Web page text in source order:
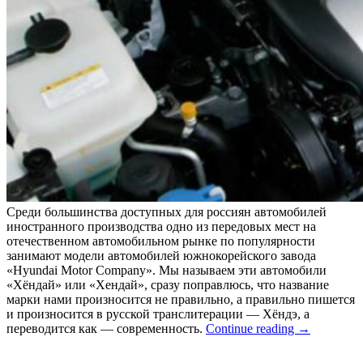
Среди большинства доступных для россиян автомобилей
иностранного производства одно из передовых мест на
отечественном автомобильном рынке по популярности
занимают модели автомобилей южнокорейского завода
«Hyundai Motor Company». Мы называем эти автомобили
«Хёндай» или «Хендай», сразу поправлюсь, что название
марки нами произносится не правильно, а правильно пишется
и произносится в русской транслитерации — Хёндэ, а
переводится как — современность. Continue reading →